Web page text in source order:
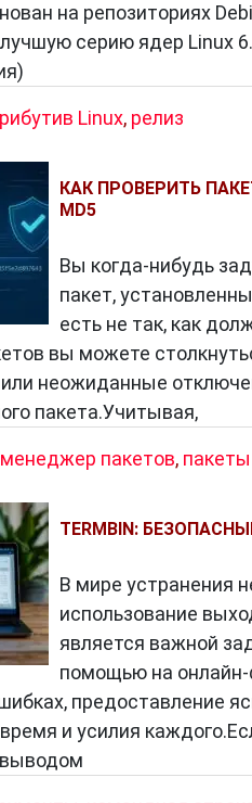
на репозиториях
серию ядер Linux
Linux, релиз
КАК ПРОВЕРИТЬ
MD5
Вы когда-нибудь
пакет,
есть не так, как
вы можете
неожиданные
пакета.Учитывая,
менеджер пакетов,
TERMBIN:
В мире устранения
использование
является важной
помощью на онлайн-
предоставление
и усилия